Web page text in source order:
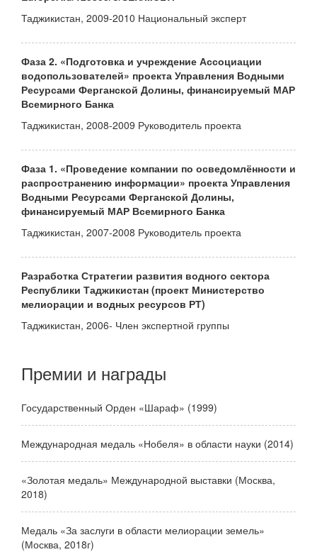
Таджикистан, 2009-2010 Национальный эксперт
Фаза 2. «Подготовка и учреждение Ассоциации
водопользователей» проекта Управления Водными
Ресурсами Ферганской Долины, финансируемый МАР
Всемирного Банка
Таджикистан, 2008-2009 Руководитель проекта
Фаза 1. «Проведение компании по осведомлённости и
распространению информации» проекта Управления
Водными Ресурсами Ферганской Долины,
финансируемый МАР Всемирного Банка
Таджикистан, 2007-2008 Руководитель проекта
Разработка Стратегии развития водного сектора
Республики Таджикистан (проект Министерство
мелиорации и водных ресурсов РТ)
Таджикистан, 2006- Член экспертной группы
Премии и награды
Государственный Орден «Шараф» (1999)
Международная медаль «Нобеля» в области науки (2014)
«Золотая медаль» Международной выставки (Москва,
2018)
Медаль «За заслуги в области мелиорации земель»
(Москва, 2018г)